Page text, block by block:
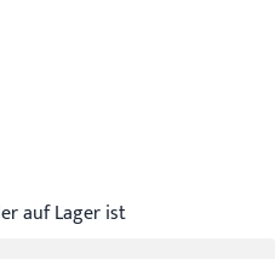
auf Lager ist